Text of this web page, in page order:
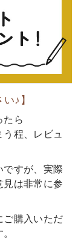
♪】
たら
う程、レビュ
ですが、実際
見は非常に参
ご購入いただ